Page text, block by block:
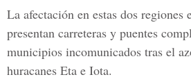
La afectación en estas dos regiones
presentan carreteras y puentes
municipios incomunicados tras el
huracanes Eta e Iota.